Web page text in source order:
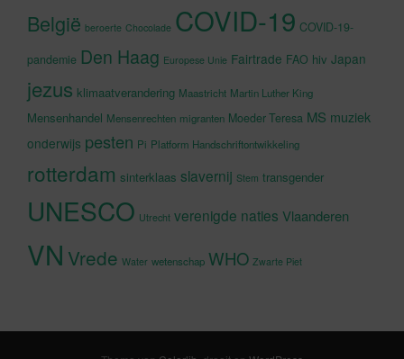
België beroerte Chocolade COVID-19 COVID-19-
pandemie Den Haag Europese Unie Fairtrade FAO hiv Japan
jezus klimaatverandering Maastricht Martin Luther King
Mensenhandel Mensenrechten migranten Moeder Teresa MS muziek
onderwijs pesten Pi Platform Handschriftontwikkeling
rotterdam sinterklaas slavernij Stem transgender
UNESCO Utrecht verenigde naties Vlaanderen
VN Vrede Water wetenschap WHO Zwarte Piet